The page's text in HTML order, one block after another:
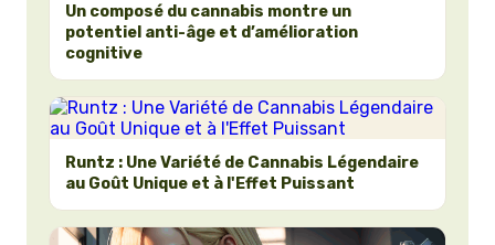
Un composé du cannabis montre un
potentiel anti-âge et d’amélioration
cognitive
Runtz : Une Variété de Cannabis Légendaire
au Goût Unique et à l'Effet Puissant